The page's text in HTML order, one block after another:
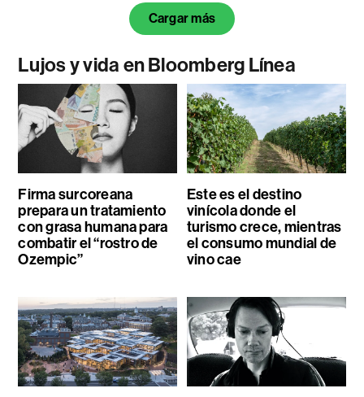
Cargar más
Lujos y vida en Bloomberg Línea
Firma surcoreana
prepara un tratamiento
con grasa humana para
combatir el “rostro de
Ozempic”
Este es el destino
vinícola donde el
turismo crece, mientras
el consumo mundial de
vino cae